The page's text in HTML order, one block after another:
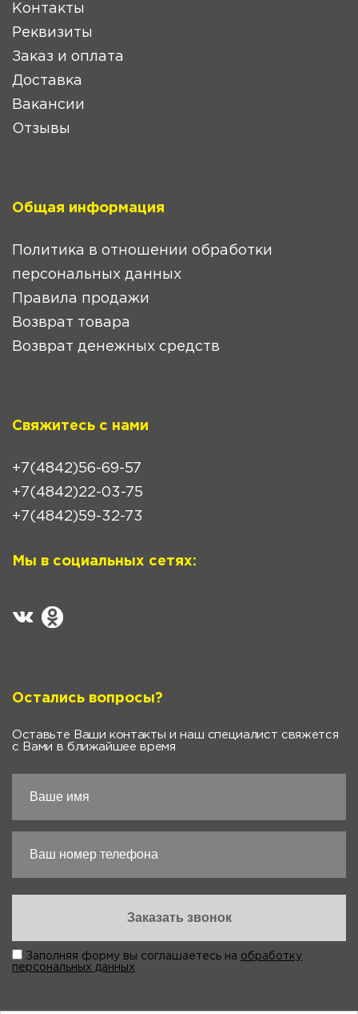
Контакты
Реквизиты
Заказ и оплата
Доставка
Вакансии
Отзывы
Общая информация
Политика в отношении обработки
персональных данных
Правила продажи
Возврат товара
Возврат денежных средств
Свяжитесь с нами
+7(4842)56-69-57
+7(4842)22-03-75
+7(4842)59-32-73
Мы в социальных сетях:
Остались вопросы?
Оставьте Ваши контакты и наш специалист свяжется
с Вами в ближайшее время
Заполняя форму вы соглашаетесь на обработку
персональных данных